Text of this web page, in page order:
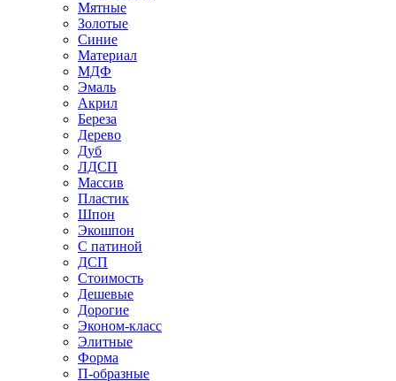
Мятные
Золотые
Синие
Материал
МДФ
Эмаль
Акрил
Береза
Дерево
Дуб
ЛДСП
Массив
Пластик
Шпон
Экошпон
С патиной
ДСП
Стоимость
Дешевые
Дорогие
Эконом-класс
Элитные
Форма
П-образные